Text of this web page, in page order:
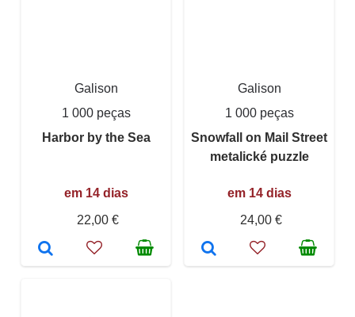
Galison
1 000 peças
Harbor by the Sea
em 14 dias
22,00 €
Galison
1 000 peças
Snowfall on Mail Street
metalické puzzle
em 14 dias
24,00 €